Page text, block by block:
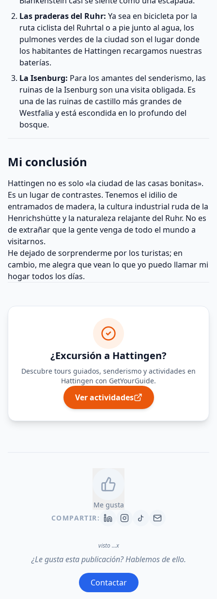
Las praderas del Ruhr: Ya sea en bicicleta por la
ruta ciclista del Ruhrtal o a pie junto al agua, los
pulmones verdes de la ciudad son el lugar donde
los habitantes de Hattingen recargamos nuestras
baterías.
La Isenburg: Para los amantes del senderismo, las
ruinas de la Isenburg son una visita obligada. Es
una de las ruinas de castillo más grandes de
Westfalia y está escondida en lo profundo del
bosque.
Mi conclusión
Hattingen no es solo «la ciudad de las casas bonitas».
Es un lugar de contrastes. Tenemos el idilio de
entramados de madera, la cultura industrial ruda de la
Henrichshütte y la naturaleza relajante del Ruhr. No es
de extrañar que la gente venga de todo el mundo a
visitarnos.
He dejado de sorprenderme por los turistas; en
cambio, me alegra que vean lo que yo puedo llamar mi
hogar todos los días.
¿Excursión a Hattingen?
Descubre tours guiados, senderismo y actividades en
Hattingen con GetYourGuide.
Ver actividades
Me gusta
COMPARTIR:
visto ...x
¿Le gusta esta publicación? Hablemos de ello.
Contactar